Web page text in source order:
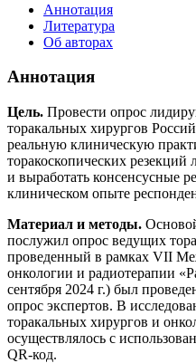
Аннотация
Литература
Об авторах
Аннотация
Цель. Провести опрос
торакальных хирургов
реальную клиническую
торакоскопических резекций
и выработать консенсусные
клиническом опыте
Материал и методы.
послужил опрос ведущих
проведенный в рамках VII
онкологии и радиотерапии
сентября 2024 г.) был
опрос экспертов. В
торакальных хирургов и
осуществлялось с
QR-код.